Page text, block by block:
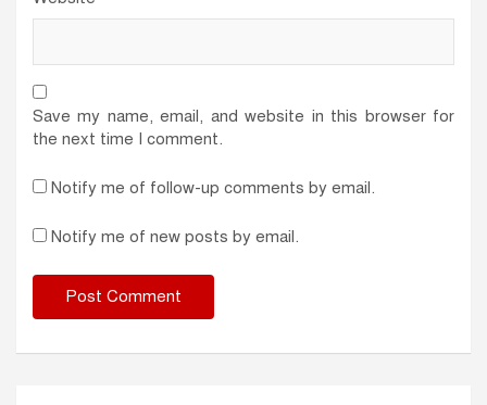
Save my name, email, and website in this browser for
the next time I comment.
Notify me of follow-up comments by email.
Notify me of new posts by email.